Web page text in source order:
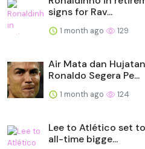
signs for Rav...
1 month ago 129
Air Mata dan
Ronaldo Segera Pe...
1 month ago 124
Lee to Atlético set
all-time bigge...